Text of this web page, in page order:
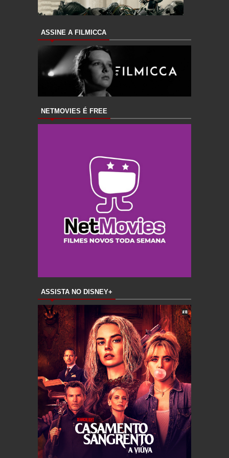
ASSINE A FILMICCA
NETMOVIES É FREE
ASSISTA NO DISNEY+